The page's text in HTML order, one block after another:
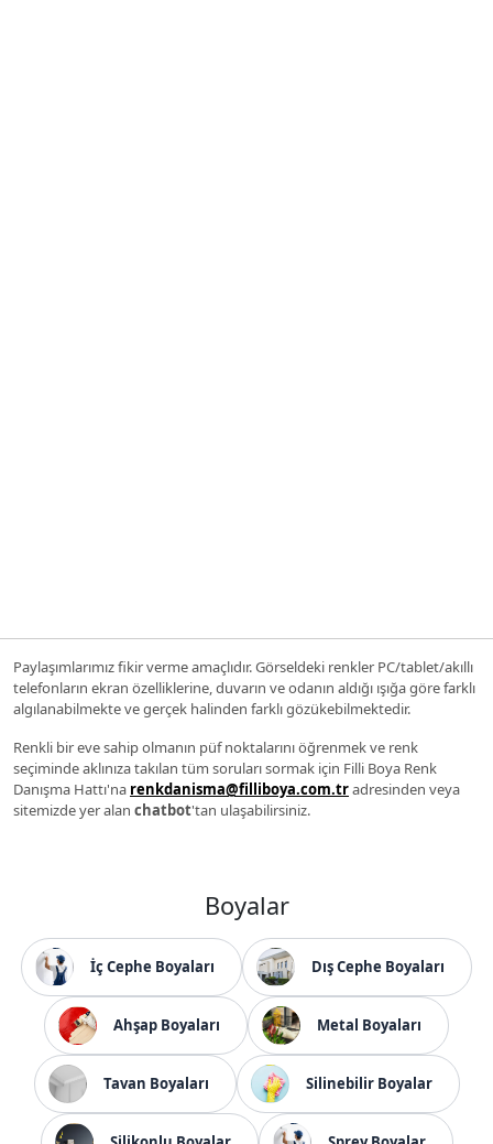
Paylaşımlarımız fikir verme amaçlıdır. Görseldeki renkler PC/tablet/akıllı
telefonların ekran özelliklerine, duvarın ve odanın aldığı ışığa göre farklı
algılanabilmekte ve gerçek halinden farklı gözükebilmektedir.
Renkli bir eve sahip olmanın püf noktalarını öğrenmek ve renk
seçiminde aklınıza takılan tüm soruları sormak için Filli Boya Renk
Danışma Hattı'na renkdanisma@filliboya.com.tradresinden veya
sitemizde yer alan chatbot'tan ulaşabilirsiniz.
Boyalar
İç Cephe Boyaları Dış Cephe Boyaları
Ahşap Boyaları Metal Boyaları
Tavan Boyaları Silinebilir Boyalar